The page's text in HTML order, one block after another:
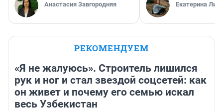
Анастасия Завгородняя Екатерина
РЕКОМЕНДУЕМ
«Я не жалуюсь». Строитель лишился
рук и ног и стал звездой соцсетей: как
он живет и почему его семью искал
весь Узбекистан